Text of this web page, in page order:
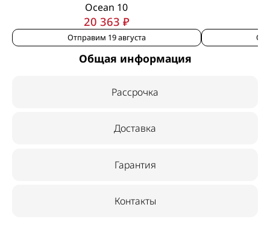
Ocean 10
20 363 ₽
Отправим 19 августа
Общая информация
Рассрочка
Доставка
Гарантия
Контакты